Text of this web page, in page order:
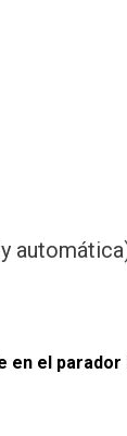
en el parador